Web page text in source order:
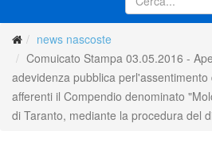
news nascoste
Comuicato Stampa 03.05.2016 -
adevidenza pubblica
afferenti il Compendio denominato
di Taranto, mediante la procedura del